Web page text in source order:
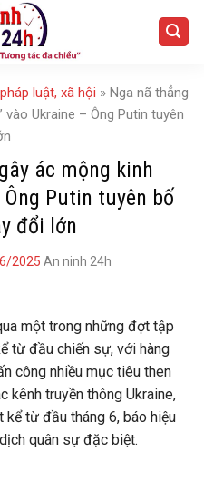
luật, xã hội » Nga nã thẳng
vào Ukraine – Ông Putin tuyên
ác mộng kinh
Ông Putin tuyên bố
đổi lớn
2025 An ninh 24h
một trong những đợt tập
từ đầu chiến sự, với hàng
công nhiều mục tiêu then
kênh truyền thông Ukraine,
từ đầu tháng 6, báo hiệu
quân sự đặc biệt.